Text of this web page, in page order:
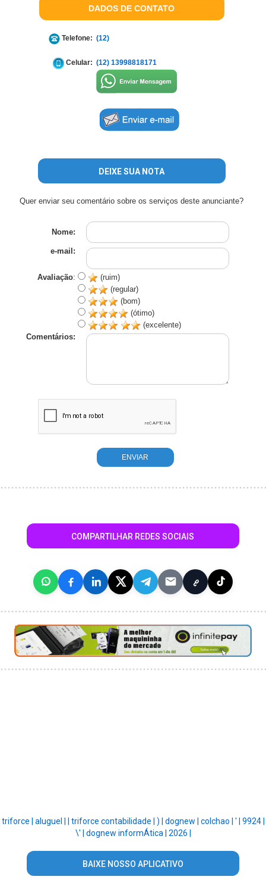
DADOS DE CONTATO
Telefone: (12)
Celular: (12) 13998818171
DEIXE SUA NOTA
Quer enviar seu comentário sobre os serviços deste anunciante?
Nome:
e-mail:
Avaliação:
(ruim)
(regular)
(bom)
(ótimo)
(excelente)
Comentários:
COMPARTILHAR REDES SOCIAIS
triforce | aluguel | triforce contabilidade | ) | dognew | colchao | ' | 9924 |
\' | dognew informÁtica | 2026 |
BAIXE NOSSO APLICATIVO